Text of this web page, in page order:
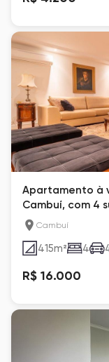
Apartamento à
Cambuí, com 4
Cambuí
415m² 4
R$ 16.000